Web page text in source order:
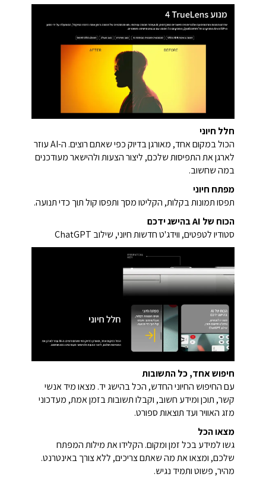
חלל חיוני
הכול במקום אחד, מאורגן בדיוק כפי שאתם רוצים. ה-AI עוזר
לארגן את התפיסות שלכם, ליצור הצעות ולהישאר מעודכנים
במה שחשוב.
מפתח חיוני
תפסו תמונות בקלות, הקליטו מסך ותפסו קול תוך כדי תנועה.
הכוח של AI בהישג ידכם
סטודיו לטפטים, ווידג'ט חדשות חיוני, שילוב ChatGPT
חיפוש אחד, כל התשובות
עם החיפוש החיוני החדש, הכל בהישג יד. מצאו מיד אנשי
קשר, תוכן ומידע חשוב, וקבלו תשובות בזמן אמת, מעדכוני
מזג האוויר ועד תוצאות ספורט.
מצאו הכל
גשו למידע בכל זמן ומקום. הקלידו את מילות המפתח
שלכם, ומצאו את מה שאתם צריכים, ללא צורך באינטרנט.
מהיר, פשוט ותמיד נגיש.